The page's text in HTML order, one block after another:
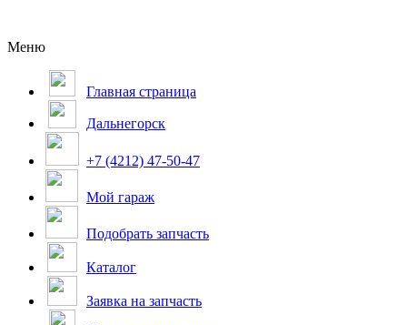
Меню
Главная страница
Дальнегорск
+7 (4212) 47-50-47
Мой гараж
Подобрать запчасть
Каталог
Заявка на запчасть